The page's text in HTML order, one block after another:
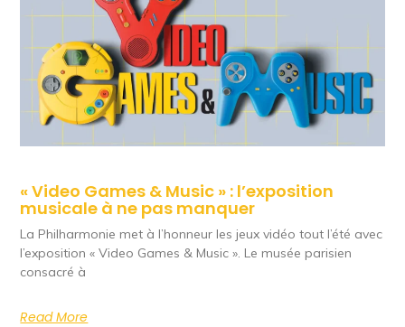
« Video Games & Music » : l’exposition
musicale à ne pas manquer
La Philharmonie met à l’honneur les jeux vidéo tout l’été avec
l’exposition « Video Games & Music ». Le musée parisien
consacré à
Read More